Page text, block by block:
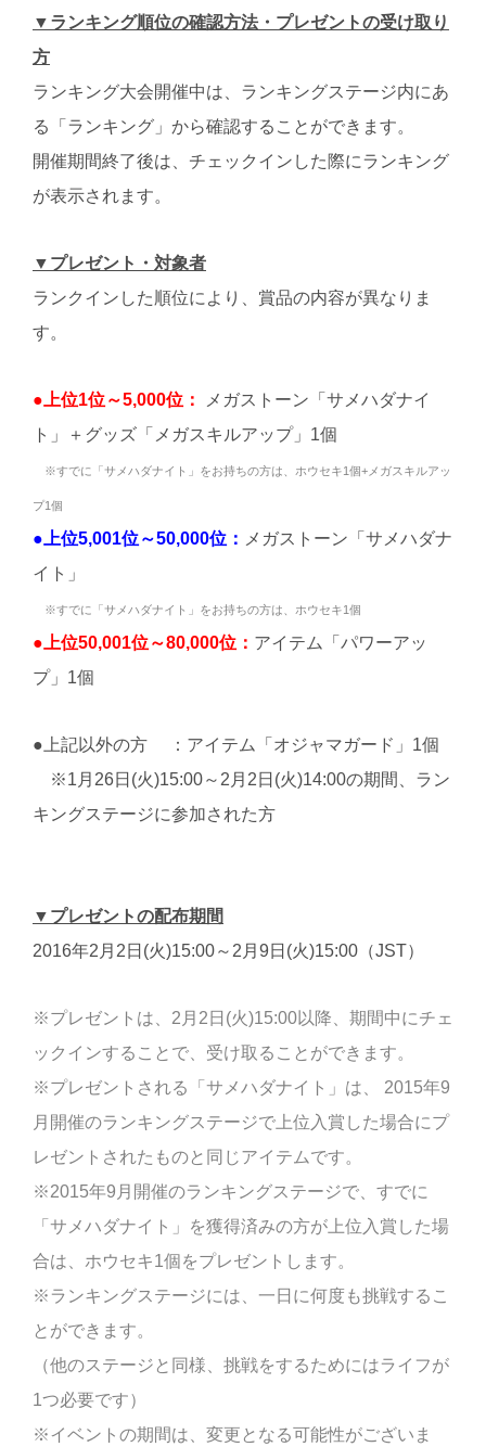
▼ランキング順位の確認方法・プレゼントの受け取り
方
ランキング大会開催中は、ランキングステージ内にあ
る「ランキング」から確認することができます。
開催期間終了後は、チェックインした際にランキング
が表示されます。
▼プレゼント・対象者
ランクインした順位により、賞品の内容が異なりま
す。
●上位1位～5,000位：
メガストーン「サメハダナイ
ト」＋グッズ「メガスキルアップ」1個
※すでに「サメハダナイト」をお持ちの方は、ホウセキ1個+メガスキルアッ
プ1個
●上位5,001位～50,000位： メガストーン「サメハダナ
イト」
※すでに「サメハダナイト」をお持ちの方は、ホウセキ1個
●上位50,001位～80,000位： アイテム「パワーアッ
プ」1個
●上記以外の方 ：アイテム「オジャマガード」1個
※1月26日(火)15:00～2月2日(火)14:00の期間、ラン
キングステージに参加された方
▼プレゼントの配布期間
2016年2月2日(火)15:00～2月9日(火)15:00（JST）
※プレゼントは、2月2日(火)15:00以降、期間中にチェ
ックインすることで、受け取ることができます。
※プレゼントされる「サメハダナイト」は、 2015年9
月開催のランキングステージで上位入賞した場合にプ
レゼントされたものと同じアイテムです。
※2015年9月開催のランキングステージで、すでに
「サメハダナイト」を獲得済みの方が上位入賞した場
合は、ホウセキ1個をプレゼントします。
※ランキングステージには、一日に何度も挑戦するこ
とができます。
（他のステージと同様、挑戦をするためにはライフが
1つ必要です）
※イベントの期間は、変更となる可能性がございま